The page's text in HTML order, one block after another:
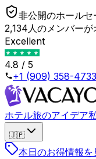
非公開のホールセ
2,134人のメンバーが
Excellent
4.8 / 5
+1 (909) 358-4733
ホテル旅のアイデア
🇯🇵
本日のお得情報を